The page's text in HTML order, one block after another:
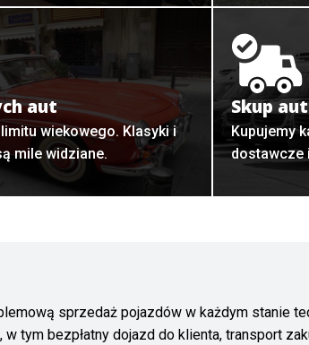
aut
wiekowego. Klasyki i
mile widziane.
Skup
Kupujemy
dostawcze
sprzedaż pojazdów w każdym stanie
tym bezpłatny dojazd do klienta, transport